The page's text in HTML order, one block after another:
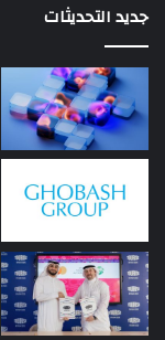
جديد التحديثات